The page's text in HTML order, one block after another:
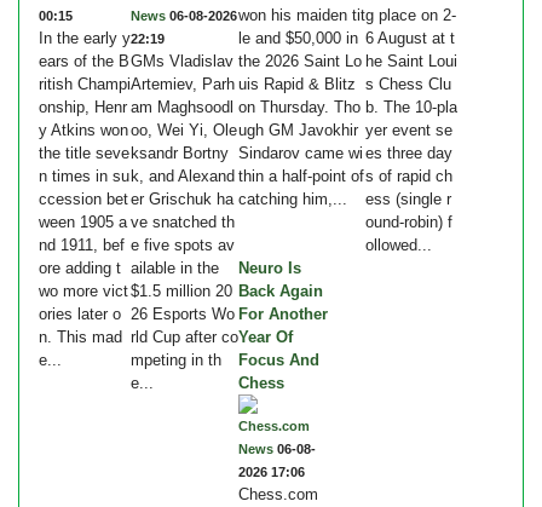
00:15
In the early y
ears of the B
ritish Champi
onship, Henr
y Atkins won
the title seve
n times in su
ccession bet
ween 1905 a
nd 1911, bef
ore adding t
wo more vict
ories later o
n. This mad
e...
News 06-08-2026
22:19
GMs Vladislav
Artemiev, Parh
am Maghsoodl
oo, Wei Yi, Ole
ksandr Bortny
k, and Alexand
er Grischuk ha
ve snatched th
e five spots av
ailable in the
$1.5 million 20
26 Esports Wo
rld Cup after co
mpeting in th
e...
won his maiden tit
le and $50,000 in
the 2026 Saint Lo
uis Rapid & Blitz
on Thursday. Tho
ugh GM Javokhir
Sindarov came wi
thin a half-point of
catching him,...
g place on 2-
6 August at t
he Saint Loui
s Chess Clu
b. The 10-pla
yer event se
es three day
s of rapid ch
ess (single r
ound-robin) f
ollowed...
Neuro Is
Back Again
For Another
Year Of
Focus And
Chess
Chess.com
News 06-08-
2026 17:06
Chess.com